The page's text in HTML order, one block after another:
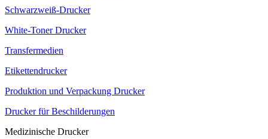
Schwarzweiß-Drucker
White-Toner Drucker
Transfermedien
Etikettendrucker
Produktion und Verpackung Drucker
Drucker für Beschilderungen
Medizinische Drucker